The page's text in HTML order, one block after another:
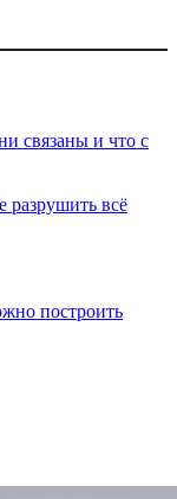
связаны и что с
разрушить всё
построить